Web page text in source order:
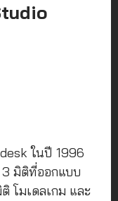
ในปี 1996
3 มิติที่ออกแบบ
โมเดลเกม และ